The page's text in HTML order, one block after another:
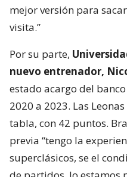
mejor versión para
visita.”
Por su parte,
nuevo entrenador,
estado acargo del
2020 a 2023. Las
tabla, con 42 puntos.
previa “tengo la
superclásicos, se el